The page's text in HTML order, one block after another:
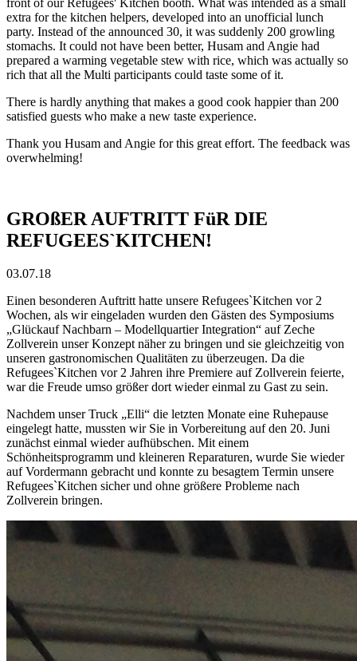
extra for the kitchen helpers, developed into an unofficial lunch
party. Instead of the announced 30, it was suddenly 200 growling
stomachs. It could not have been better, Husam and Angie had
prepared a warming vegetable stew with rice, which was actually so
rich that all the Multi participants could taste some of it.
There is hardly anything that makes a good cook happier than 200
satisfied guests who make a new taste experience.
Thank you Husam and Angie for this great effort. The feedback was
overwhelming!
GROßER AUFTRITT FüR DIE
REFUGEES`KITCHEN!
03.07.18
Einen besonderen Auftritt hatte unsere Refugees`Kitchen vor 2
Wochen, als wir eingeladen wurden den Gästen des Symposiums
„Glückauf Nachbarn – Modellquartier Integration“ auf Zeche
Zollverein unser Konzept näher zu bringen und sie gleichzeitig von
unseren gastronomischen Qualitäten zu überzeugen. Da die
Refugees`Kitchen vor 2 Jahren ihre Premiere auf Zollverein feierte,
war die Freude umso größer dort wieder einmal zu Gast zu sein.
Nachdem unser Truck „Elli“ die letzten Monate eine Ruhepause
eingelegt hatte, mussten wir Sie in Vorbereitung auf den 20. Juni
zunächst einmal wieder aufhübschen. Mit einem
Schönheitsprogramm und kleineren Reparaturen, wurde Sie wieder
auf Vordermann gebracht und konnte zu besagtem Termin unsere
Refugees`Kitchen sicher und ohne größere Probleme nach
Zollverein bringen.